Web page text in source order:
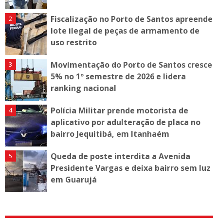
Fiscalização no Porto de Santos apreende
lote ilegal de peças de armamento de
uso restrito
Movimentação do Porto de Santos cresce
5% no 1º semestre de 2026 e lidera
ranking nacional
Polícia Militar prende motorista de
aplicativo por adulteração de placa no
bairro Jequitibá, em Itanhaém
Queda de poste interdita a Avenida
Presidente Vargas e deixa bairro sem luz
em Guarujá